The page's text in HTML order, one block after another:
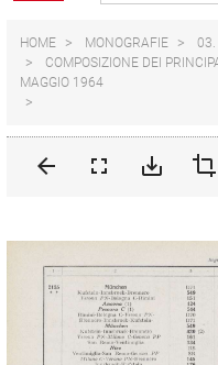
HOME MONOGRAFIE
03.
COMPOSIZIONE DEI
MAGGIO 1964